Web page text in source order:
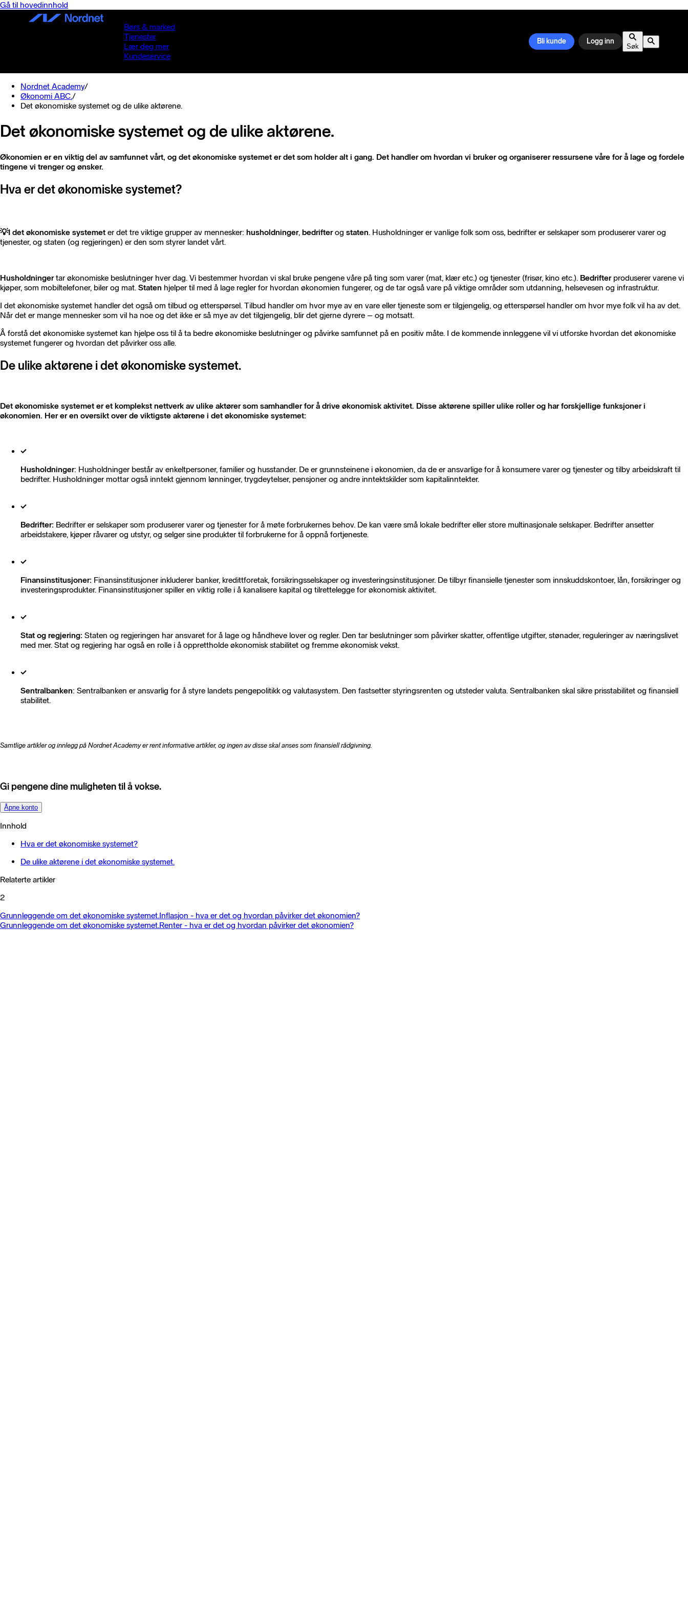
Gå til hovedinnhold
Børs & marked
Tjenester
Lær deg mer
Kundeservice
Bli kunde Logg inn
Søk
Nordnet Academy/
Økonomi ABC./
Det økonomiske systemet og de ulike aktørene.
Det økonomiske systemet og de ulike aktørene.
Økonomien er en viktig del av samfunnet vårt, og det økonomiske systemet er det som holder alt i gang. Det handler om hvordan vi bruker og organiserer ressursene våre for å lage og fordele
tingene vi trenger og ønsker.
Hva er det økonomiske systemet?
💡I det økonomiske systemet er det tre viktige grupper av mennesker: husholdninger, bedrifterog staten. Husholdninger er vanlige folk som oss, bedrifter er selskaper som produserer varer og
tjenester, og staten (og regjeringen) er den som styrer landet vårt.
Husholdningertar økonomiske beslutninger hver dag. Vi bestemmer hvordan vi skal bruke pengene våre på ting som varer (mat, klær etc.) og tjenester (frisør, kino etc.). Bedrifter produserer varene vi
kjøper, som mobiltelefoner, biler og mat. Staten hjelper til med å lage regler for hvordan økonomien fungerer, og de tar også vare på viktige områder som utdanning, helsevesen og infrastruktur.
I det økonomiske systemet handler det også om tilbud og etterspørsel. Tilbud handler om hvor mye av en vare eller tjeneste som er tilgjengelig, og etterspørsel handler om hvor mye folk vil ha av det.
Når det er mange mennesker som vil ha noe og det ikke er så mye av det tilgjengelig, blir det gjerne dyrere – og motsatt.
Å forstå det økonomiske systemet kan hjelpe oss til å ta bedre økonomiske beslutninger og påvirke samfunnet på en positiv måte. I de kommende innleggene vil vi utforske hvordan det økonomiske
systemet fungerer og hvordan det påvirker oss alle.
De ulike aktørene i det økonomiske systemet.
Det økonomiske systemet er et komplekst nettverk av ulike aktører som samhandler for å drive økonomisk aktivitet. Disse aktørene spiller ulike roller og har forskjellige funksjoner i
økonomien. Her er en oversikt over de viktigste aktørene i det økonomiske systemet:
Husholdninger: Husholdninger består av enkeltpersoner, familier og husstander. De er grunnsteinene i økonomien, da de er ansvarlige for å konsumere varer og tjenester og tilby arbeidskraft til
bedrifter. Husholdninger mottar også inntekt gjennom lønninger, trygdeytelser, pensjoner og andre inntektskilder som kapitalinntekter.
Bedrifter: Bedrifter er selskaper som produserer varer og tjenester for å møte forbrukernes behov. De kan være små lokale bedrifter eller store multinasjonale selskaper. Bedrifter ansetter
arbeidstakere, kjøper råvarer og utstyr, og selger sine produkter til forbrukerne for å oppnå fortjeneste.
Finansinstitusjoner: Finansinstitusjoner inkluderer banker, kredittforetak, forsikringsselskaper og investeringsinstitusjoner. De tilbyr finansielle tjenester som innskuddskontoer, lån, forsikringer og
investeringsprodukter. Finansinstitusjoner spiller en viktig rolle i å kanalisere kapital og tilrettelegge for økonomisk aktivitet.
Stat og regjering: Staten og regjeringen har ansvaret for å lage og håndheve lover og regler. Den tar beslutninger som påvirker skatter, offentlige utgifter, stønader, reguleringer av næringslivet
med mer. Stat og regjering har også en rolle i å opprettholde økonomisk stabilitet og fremme økonomisk vekst.
Sentralbanken: Sentralbanken er ansvarlig for å styre landets pengepolitikk og valutasystem. Den fastsetter styringsrenten og utsteder valuta. Sentralbanken skal sikre prisstabilitet og finansiell
stabilitet.
Samtlige artikler og innlegg på Nordnet Academy er rent informative artikler, og ingen av disse skal anses som finansiell rådgivning.
Gi pengene dine muligheten til å vokse.
Åpne konto
Innhold
Hva er det økonomiske systemet?
De ulike aktørene i det økonomiske systemet.
Relaterte artikler
2
Grunnleggende om det økonomiske systemet.Inflasjon - hva er det og hvordan påvirker det økonomien?
Grunnleggende om det økonomiske systemet.Renter - hva er det og hvordan påvirker det økonomien?